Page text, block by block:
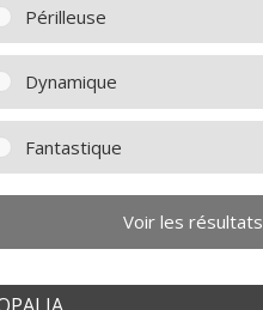
Périlleuse
Dynamique
Fantastique
Voir les résultats